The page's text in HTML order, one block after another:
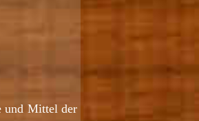
und Mittel der